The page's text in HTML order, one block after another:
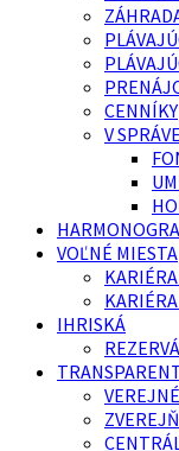
CENNÍKY
V
VOĽNÉ MIESTA
IHRISKÁ